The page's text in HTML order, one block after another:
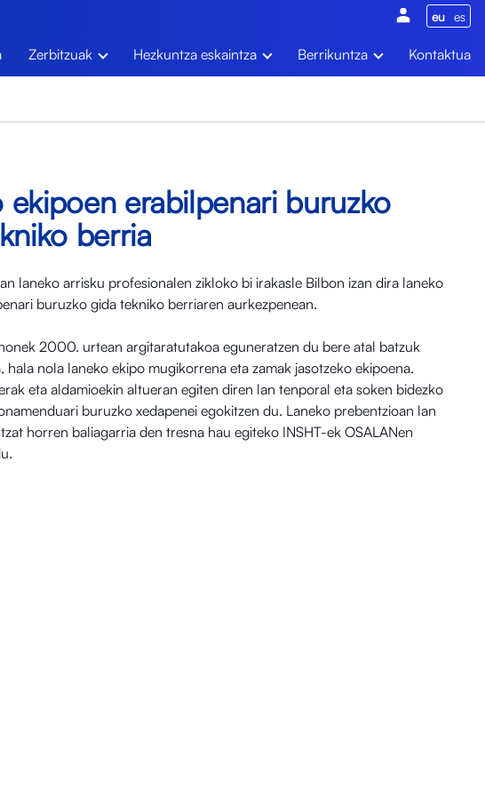
eu es
Zerbitzuak Hezkuntza eskaintza Berrikuntza Kontaktua
ekipoen erabilpenari buruzko
berria
laneko arrisku profesionalen zikloko bi irakasle Bilbon izan dira laneko
buruzko gida tekniko berriaren aurkezpenean.
2000. urtean argitaratutakoa eguneratzen du bere atal batzuk
hala nola laneko ekipo mugikorrena eta zamak jasotzeko ekipoena.
eta aldamioekin altueran egiten diren lan tenporal eta soken bidezko
buruzko xedapenei egokitzen du. Laneko prebentzioan lan
horren baliagarria den tresna hau egiteko INSHT-ek OSALANen